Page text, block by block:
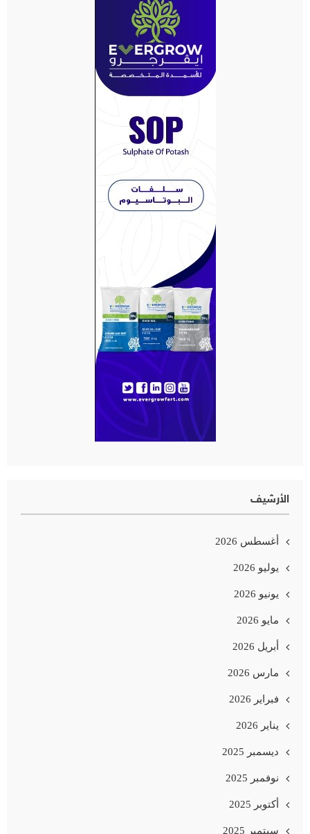
الأرشيف
أغسطس 2026
يوليو 2026
يونيو 2026
مايو 2026
أبريل 2026
مارس 2026
فبراير 2026
يناير 2026
ديسمبر 2025
نوفمبر 2025
أكتوبر 2025
سبتمبر 2025